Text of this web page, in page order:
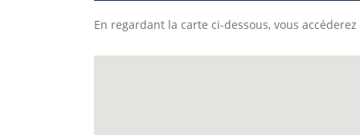
En regardant la carte ci-dessous, vous